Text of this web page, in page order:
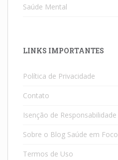
Saúde Mental
LINKS IMPORTANTES
Política de Privacidade
Contato
Isenção de Responsabilidade
Sobre o Blog Saúde em Foco
Termos de Uso